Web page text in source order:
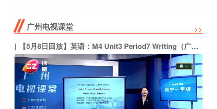
广州电视课堂 >>
【5月8日回放】英语：M4 Unit3 Period7 Writing（广州外国语学校 陈丽芳）